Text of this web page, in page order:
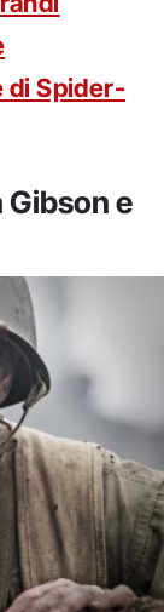
di Spider-
Gibson e